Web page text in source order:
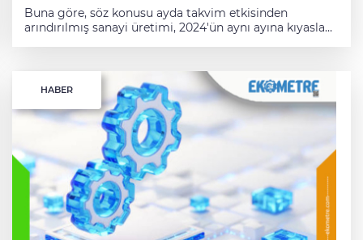
Buna göre, söz konusu ayda takvim etkisinden
arındırılmış sanayi üretimi, 2024'ün aynı ayına kıyasla
sektörü endeksi bir önceki yılın aynı ayına göre yüzde
0,2, imalat sanayi sektörü endeksi yüzde 2,7 artarken,
elektrik, gaz, buhar ve iklimlendirme üretimi ve
dağıtımı sektörü endeksi yüzde 2 azaldı. Arındırılmamış
sanayi üretim endeksinde yıllık bazda yüzde 0,5 azalış
üretimi, söz konusu ayda bir önceki aya kıyasla yüzde
2,5 yükseldi. Sanayinin alt sektörleri incelendiğinde,
Kasım 2025'te madencilik ve taş ocakçılığı sektörü
endeksi bir önceki aya göre yüzde 4,8, elektrik, gaz,
buhar ve iklimlendirme üretimi ve dağıtımı sektörü
endeksi yüzde 0,5 azalırken, imalat sanayi sektörü
HABER